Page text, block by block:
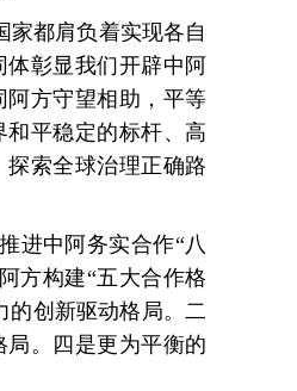
家都肩负着实现各自
体彰显我们开辟中阿
阿方守望相助，平等
平稳定的标杆、高
探索全球治理正确路
进中阿务实合作“八
方构建“五大合作格
的创新驱动格局。二
。四是更为平衡的